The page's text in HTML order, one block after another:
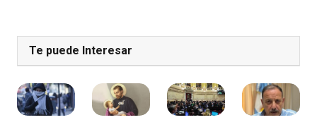
Te puede Interesar